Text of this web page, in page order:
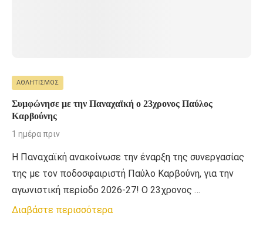
ΑΘΛΗΤΙΣΜΌΣ
Συμφώνησε με την Παναχαϊκή ο 23χρονος Παύλος
Καρβούνης
1 ημέρα πριν
Η Παναχαϊκή ανακοίνωσε την έναρξη της συνεργασίας
της με τον ποδοσφαιριστή Παύλο Καρβούνη, για την
αγωνιστική περίοδο 2026-27! Ο 23χρονος …
Διαβάστε περισσότερα